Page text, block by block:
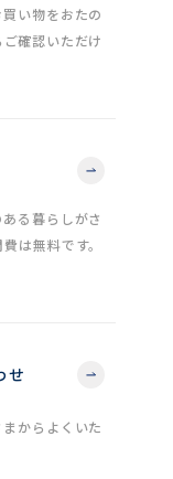
い物をおたの
確認いただけ
る暮らしがさ
は無料です。
せ
からよくいた